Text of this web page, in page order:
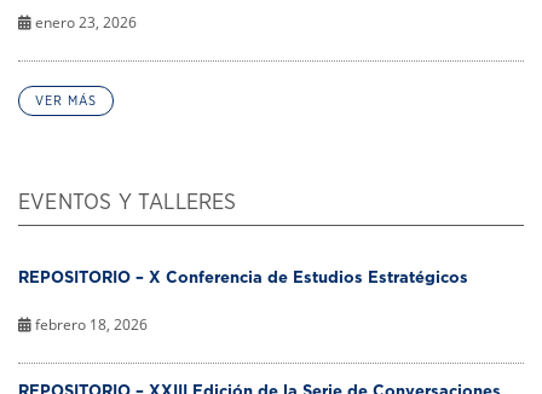
enero 23, 2026
VER MÁS
EVENTOS Y TALLERES
REPOSITORIO – X Conferencia de Estudios Estratégicos
febrero 18, 2026
REPOSITORIO – XXIII Edición de la Serie de Conversaciones